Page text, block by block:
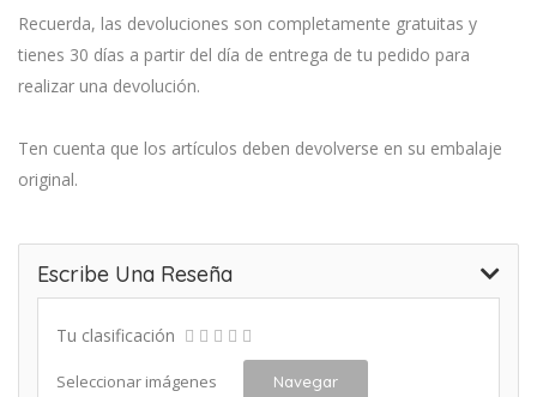
Recuerda, las devoluciones son completamente gratuitas y
tienes 30 días a partir del día de entrega de tu pedido para
realizar una devolución.
Ten cuenta que los artículos deben devolverse en su embalaje
original.
Escribe Una Reseña
Tu clasificación
Seleccionar imágenes Navegar